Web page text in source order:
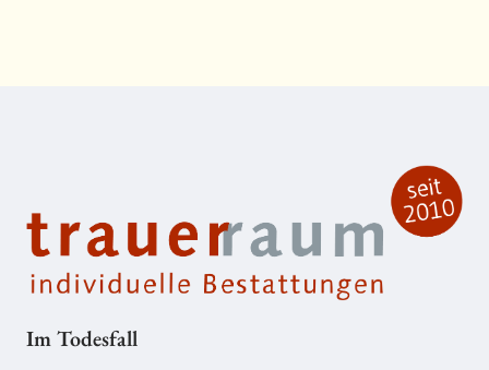
Im Todesfall